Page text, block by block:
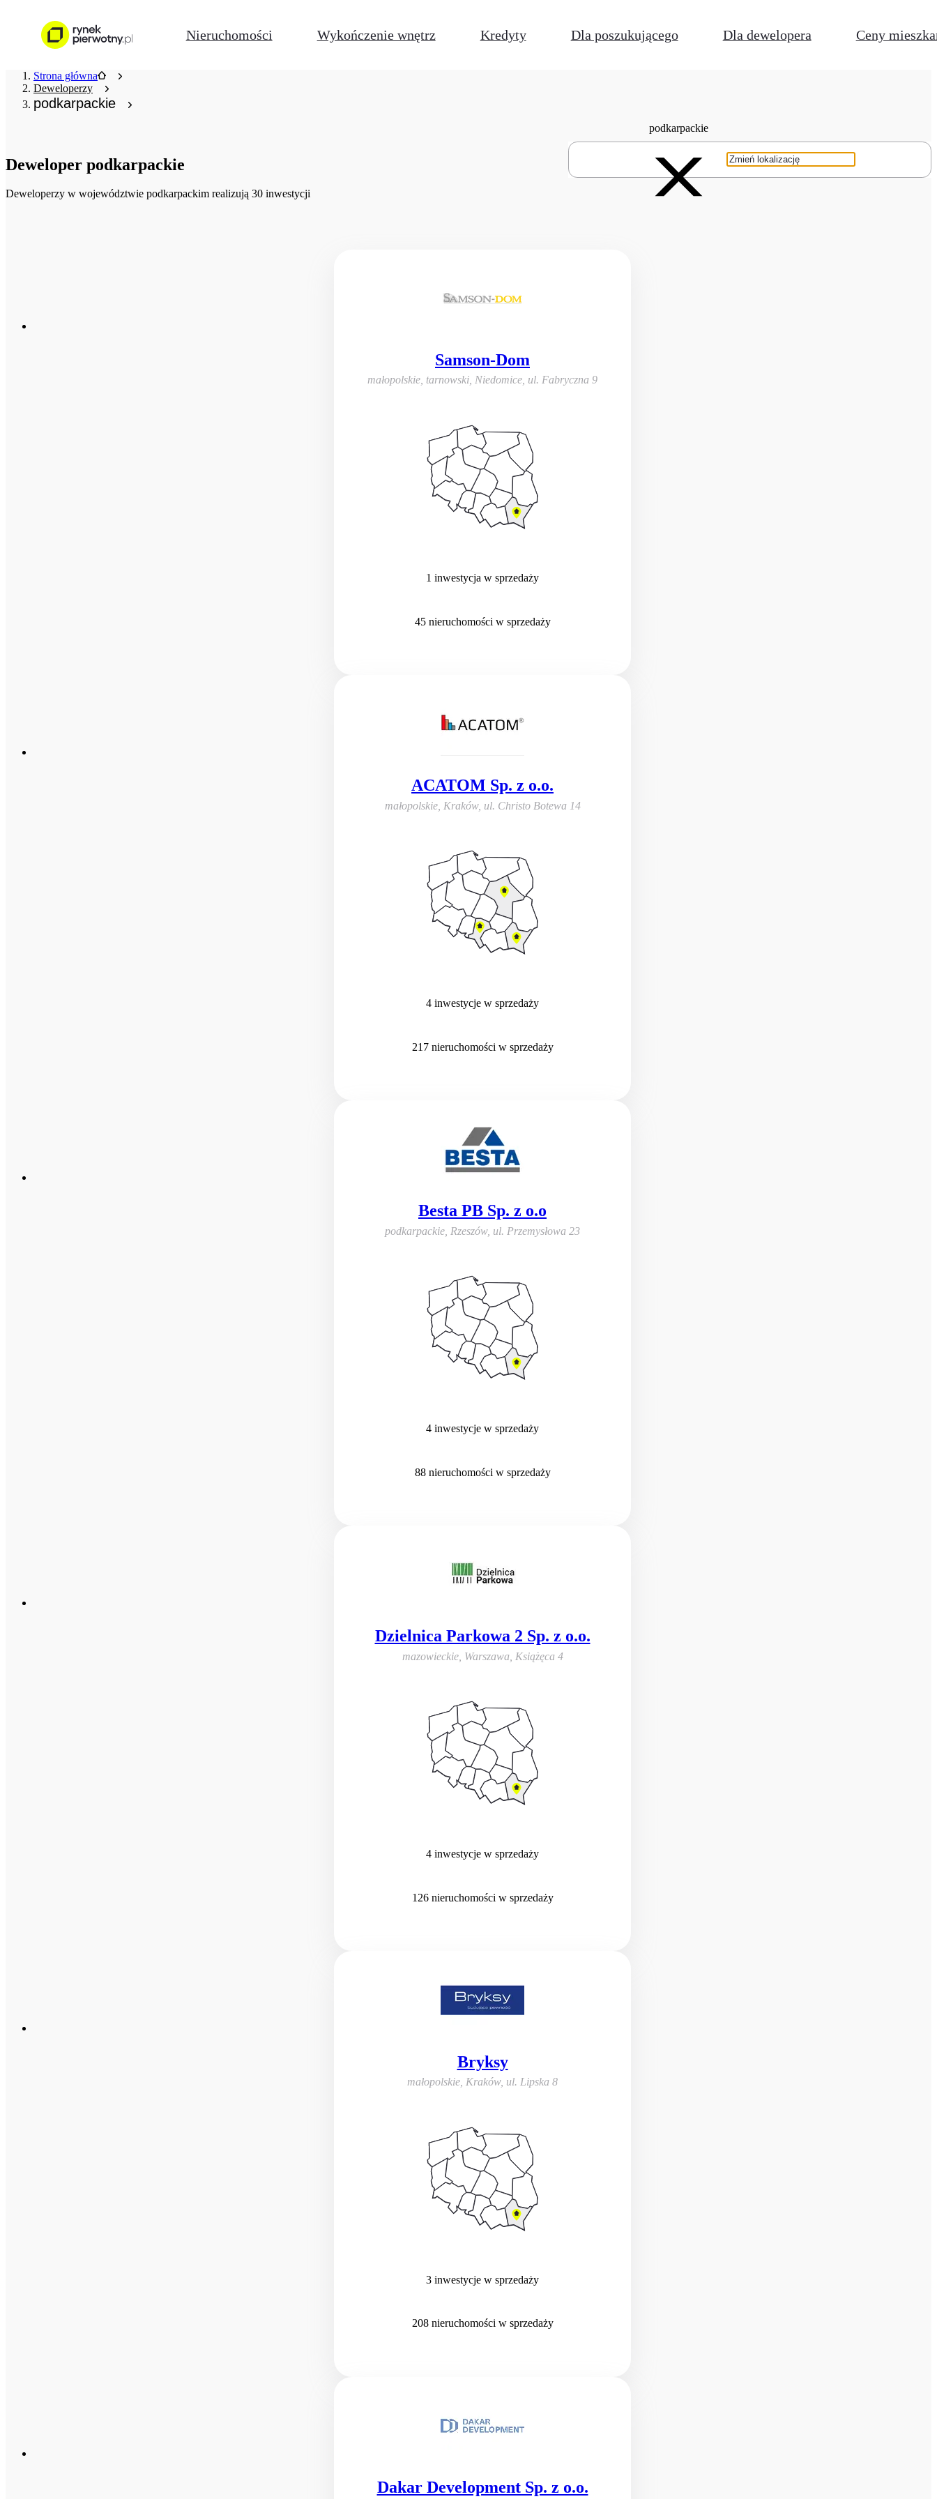
Nieruchomości Wykończenie wnętrz Kredyty Dla poszukującego Dla dewelopera Ceny
Strona główna
Deweloperzy
podkarpackie
podkarpackie
Deweloper podkarpackie
Deweloperzy w województwie podkarpackim realizują 30 inwestycji
Samson-Dom
małopolskie, tarnowski, Niedomice ul. Fabryczna 9
1 inwestycja w sprzedaży
45 nieruchomości w sprzedaży
ACATOM Sp. z o.o.
małopolskie, Kraków, ul. Christo Botewa 14
4 inwestycje w sprzedaży
217 nieruchomości w sprzedaży
Besta PB Sp. z o.o
podkarpackie, Rzeszów, ul. Przemysłowa 23
4 inwestycje w sprzedaży
88 nieruchomości w sprzedaży
Dzielnica Parkowa 2 Sp. z o.o.
mazowieckie, Warszawa, Książęca 4
4 inwestycje w sprzedaży
126 nieruchomości w sprzedaży
Bryksy
małopolskie, Kraków, ul. Lipska 8
3 inwestycje w sprzedaży
208 nieruchomości w sprzedaży
Dakar Development Sp. z o.o.